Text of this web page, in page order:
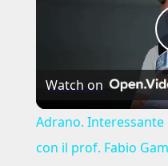
Watch on
Adrano. Interessante
con il prof. Fabio